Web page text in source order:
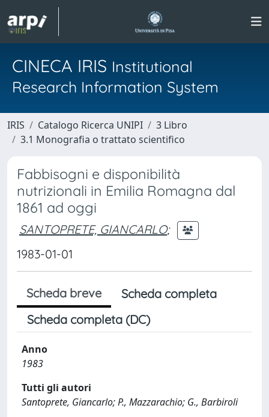
CINECA IRIS Institutional
Research Information System
IRIS Catalogo Ricerca UNIPI
3 Libro
3.1 Monografia o trattato scientifico
Fabbisogni e disponibilità
nutrizionali in Emilia Romagna dal
1861 ad oggi
SANTOPRETE, GIANCARLO;
1983-01-01
Scheda breve
Scheda completa
Scheda completa (DC)
Anno
1983
Tutti gli autori
Santoprete, Giancarlo; P., Mazzarachio; G., Barbiroli